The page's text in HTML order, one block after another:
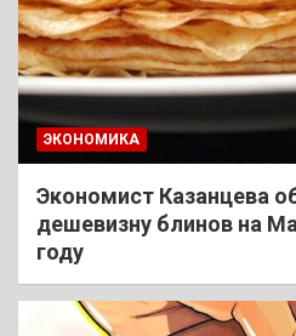
ЭКОНОМИКА
Экономист Казанцева
дешевизну блинов на
году